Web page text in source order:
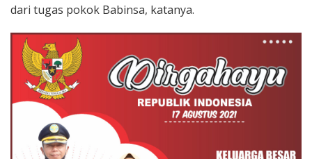
dari tugas pokok Babinsa, katanya.